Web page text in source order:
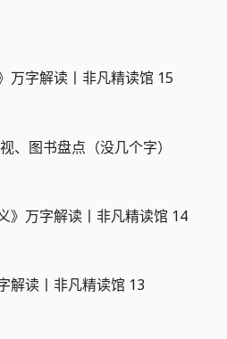
万字解读丨非凡精读馆 15
、图书盘点（没几个字）
》万字解读丨非凡精读馆 14
解读丨非凡精读馆 13